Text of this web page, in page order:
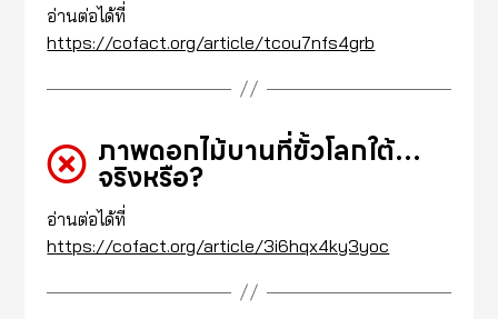
อ่านต่อได้ที่
https://cofact.org/article/tcou7nfs4grb
ภาพดอกไม้บานที่ขั้วโลกใต้…
จริงหรือ?
อ่านต่อได้ที่
https://cofact.org/article/3i6hqx4ky3yoc